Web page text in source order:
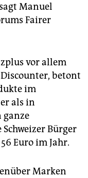
Manuel
Fairer
vor allem
betont
im
als in
ganze
Bürger
Euro im Jahr.
Marken